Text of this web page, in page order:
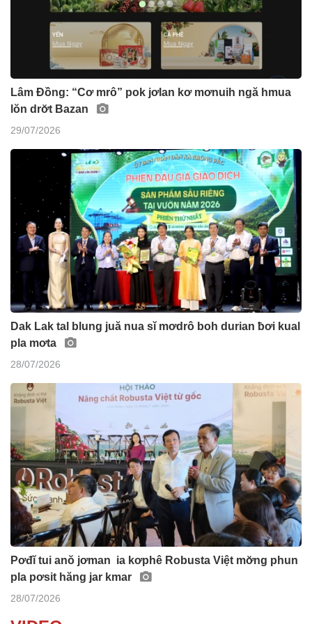
Lâm Đồng: “Cơ mrô” pok jơlan kơ mơnuih ngă hmua
lŏn drơ̆t Bazan
29/07/2026
Dak Lak tal blung juă nua sĭ mơdrô boh durian ƀơi kual
pla mơta
28/07/2026
Pơđĭ tui anŏ jơman ia kơphê Robusta Việt mơ̆ng phun
pla pơsit hăng jar kmar
28/07/2026